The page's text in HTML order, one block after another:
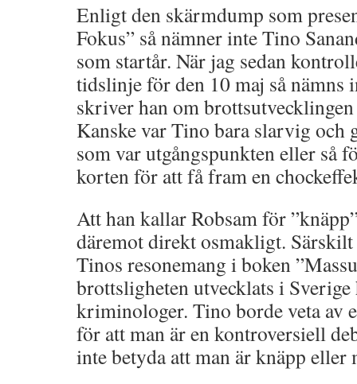
Enligt den skärmdump som
Fokus” så nämner inte Tino
som startår. När jag sedan
tidslinje för den 10 maj så nämns
skriver han om
Kanske var Tino bara slarvig
som var utgångspunkten eller så
korten för att få fram en
Att han kallar Robsam för
däremot direkt osmakligt. Särskilt
Tinos resonemang i boken
brottsligheten utvecklats i Sverige
kriminologer. Tino borde veta av
för att man är en kontroversiell
inte betyda att man är knäpp eller